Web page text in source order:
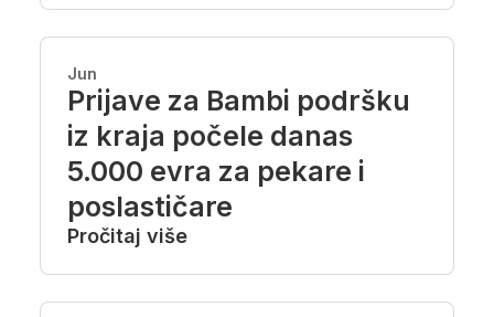
Jun
Prijave za Bambi podršku
iz kraja počele danas
5.000 evra za pekare i
poslastičare
Pročitaj više